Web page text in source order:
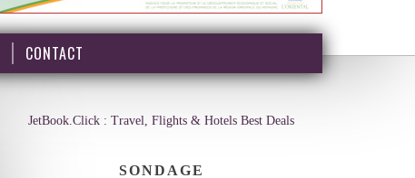
CONTACT
JetBook.Click : Travel, Flights & Hotels Best Deals
SONDAGE